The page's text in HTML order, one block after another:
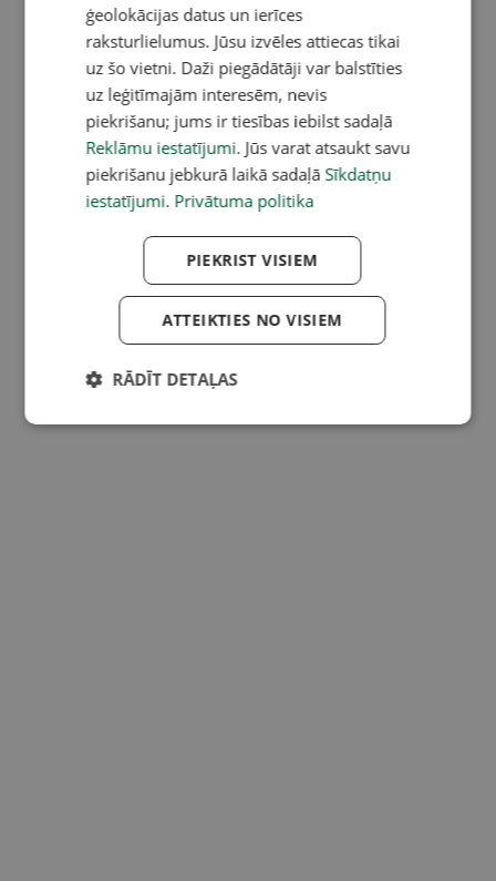
ģeolokācijas datus un ierīces
raksturlielumus. Jūsu izvēles attiecas tikai
uz šo vietni. Daži piegādātāji var balstīties
uz leģitīmajām interesēm, nevis
piekrišanu; jums ir tiesības iebilst sadaļā
Reklāmu iestatījumi. Jūs varat atsaukt savu
piekrišanu jebkurā laikā sadaļā Sīkdatņu
iestatījumi. Privātuma politika
PIEKRIST VISIEM
ATTEIKTIES NO VISIEM
RĀDĪT DETAĻAS